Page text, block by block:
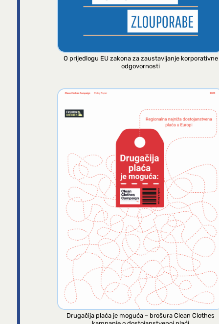
O prijedlogu EU zakona za zaustavljanje korporativne
odgovornosti
Drugačija plaća je moguća – brošura Clean Clothes